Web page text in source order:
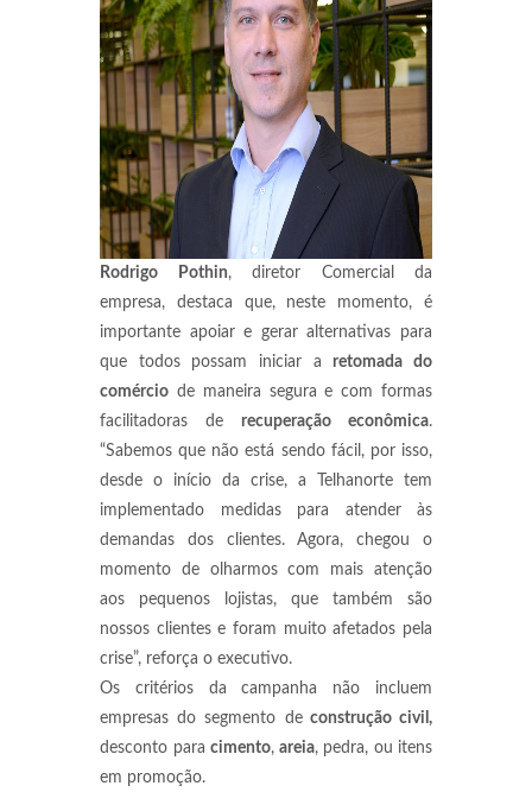
Rodrigo Pothin, diretor Comercial da
empresa, destaca que, neste momento, é
importante apoiar e gerar alternativas para
que todos possam iniciar aretomada do
comércio de maneira segura e com formas
facilitadoras de recuperação econômica.
“Sabemos que não está sendo fácil, por isso,
desde o início da crise, a Telhanorte tem
implementado medidas para atender às
demandas dos clientes. Agora, chegou o
momento de olharmos com mais atenção
aos pequenos lojistas, que também são
nossos clientes e foram muito afetados pela
crise”, reforça o executivo.
Os critérios da campanha não incluem
empresas do segmento deconstrução civil,
desconto para cimento, areia, pedra, ou itens
em promoção.